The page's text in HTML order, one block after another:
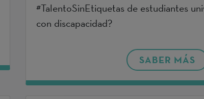
#TalentoSinEtiquetas de estudiantes
con discapacidad?
SABER MÁS